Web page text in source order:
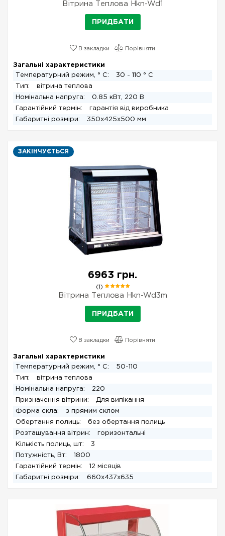
Вітрина Теплова Hkn-Wd1
ПРИДБАТИ
В закладки Порівняти
Загальні характеристики
Температурний режим, ° С:
30 - 110 ° C
Тип:
вітрина теплова
Номінальна напруга:
0.85 кВт, 220 В
Гарантійний термін:
гарантія від виробника
Габаритні розміри:
350x425x500 мм
ЗАКІНЧУЄТЬСЯ
6963 грн.
(1)
Вітрина Теплова Hkn-Wd3m
ПРИДБАТИ
В закладки Порівняти
Загальні характеристики
Температурний режим, ° С:
50-110
Тип:
вітрина теплова
Номінальна напруга:
220
Призначення вітрини:
Для випікання
Форма скла:
з прямим склом
Обертання полиць:
без обертання полиць
Розташування вітрин:
горизонтальні
Кількість полиць, шт:
3
Потужність, Вт:
1800
Гарантійний термін:
12 місяців
Габаритні розміри:
660x437x635